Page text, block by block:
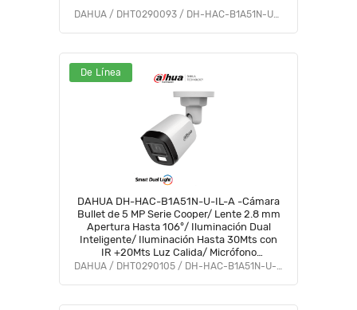
DAHUA / DHT0290093 / DH-HAC-B1A51N-U-0280B
De Línea
DAHUA DH-HAC-B1A51N-U-IL-A -Cámara
Bullet de 5 MP Serie Cooper/ Lente 2.8 mm
Apertura Hasta 106°/ Iluminación Dual
Inteligente/ Iluminación Hasta 30Mts con
IR +20Mts Luz Calida/ Micrófono
Incorporado/ Plástico/ Para
DAHUA / DHT0290105 / DH-HAC-B1A51N-U-IL-A